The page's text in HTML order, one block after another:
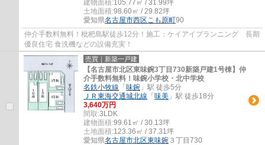
建物面積:105.77㎡ / 31.99坪
土地面積:98.60㎡ / 29.82坪
愛知県名古屋市西区こも原町90
仲介手数料無料！枇杷島駅徒歩12分！施工：ケイアイプランニング 長期
優良住宅 食洗機などの設備充実！
売買｜新築一戸建
【名古屋市北区東味鋺3丁目730新築戸建1号棟】仲
介手数料無料！味鋺小学校・北中学校
名鉄小牧線 「 味鋺 」駅 徒歩5分
ＪＲ東海交通城北線 「 味美 」駅 徒歩18分
3,640万円
間取:3LDK
建物面積:99.61㎡ / 30.13坪
土地面積:123.36㎡ / 37.31坪
愛知県名古屋市北区東味鋺 ３丁目730